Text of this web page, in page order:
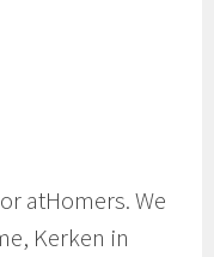
atHomers. We
Kerken in